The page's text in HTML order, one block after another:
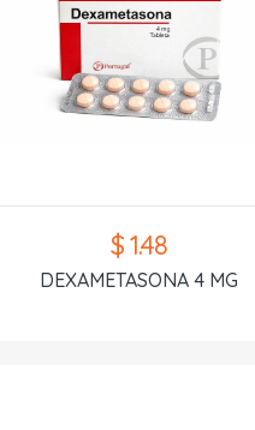
$ 1.48
DEXAMETASONA 4 MG